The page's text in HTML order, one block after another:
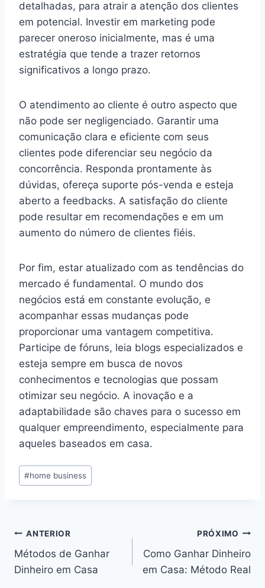
detalhadas, para atrair a atenção dos clientes
em potencial. Investir em marketing pode
parecer oneroso inicialmente, mas é uma
estratégia que tende a trazer retornos
significativos a longo prazo.
O atendimento ao cliente é outro aspecto que
não pode ser negligenciado. Garantir uma
comunicação clara e eficiente com seus
clientes pode diferenciar seu negócio da
concorrência. Responda prontamente às
dúvidas, ofereça suporte pós-venda e esteja
aberto a feedbacks. A satisfação do cliente
pode resultar em recomendações e em um
aumento do número de clientes fiéis.
Por fim, estar atualizado com as tendências do
mercado é fundamental. O mundo dos
negócios está em constante evolução, e
acompanhar essas mudanças pode
proporcionar uma vantagem competitiva.
Participe de fóruns, leia blogs especializados e
esteja sempre em busca de novos
conhecimentos e tecnologias que possam
otimizar seu negócio. A inovação e a
adaptabilidade são chaves para o sucesso em
qualquer empreendimento, especialmente para
aqueles baseados em casa.
Tags
do
#home business
Navegação
de
ANTERIOR
Métodos de Ganhar
Dinheiro em Casa
PRÓXIMO
Como Ganhar Dinheiro
em Casa: Método Real